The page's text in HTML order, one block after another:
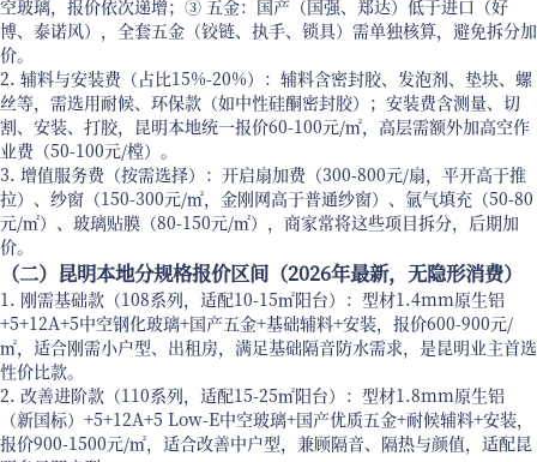
空玻璃，报价依次递增；③ 五金：国产（国强、郑达）低于进口（好
博、泰诺风），全套五金（铰链、执手、锁具）需单独核算，避免拆分加
价。
2. 辅料与安装费（占比15%-20%）：辅料含密封胶、发泡剂、垫块、螺
丝等，需选用耐候、环保款（如中性硅酮密封胶）；安装费含测量、切
割、安装、打胶，昆明本地统一报价60-100元/㎡，高层需额外加高空作
业费（50-100元/樘）。
3. 增值服务费（按需选择）：开启扇加费（300-800元/扇，平开高于推
拉）、纱窗（150-300元/㎡，金刚网高于普通纱窗）、氩气填充（50-80
元/㎡）、玻璃贴膜（80-150元/㎡），商家常将这些项目拆分，后期加
价。
（二）昆明本地分规格报价区间（2026年最新，无隐形消费）
1. 刚需基础款（108系列，适配10-15㎡阳台）：型材1.4mm原生铝
+5+12A+5中空钢化玻璃+国产五金+基础辅料+安装，报价600-900元/
㎡，适合刚需小户型、出租房，满足基础隔音防水需求，是昆明业主首选
性价比款。
2. 改善进阶款（110系列，适配15-25㎡阳台）：型材1.8mm原生铝
（新国标）+5+12A+5 Low-E中空玻璃+国产优质五金+耐候辅料+安装，
报价900-1500元/㎡，适合改善中户型，兼顾隔音、隔热与颜值，适配昆